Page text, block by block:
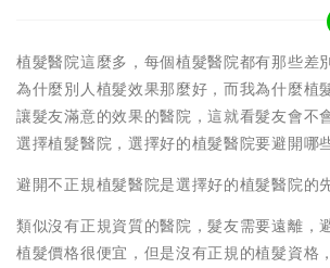
植髮醫院這麼多，每個植髮醫院都有那些差
為什麼別人植髮效果那麼好，而我為什麼植
讓髮友滿意的效果的醫院，這就看髮友會不
選擇植髮醫院，選擇好的植髮醫院要避開哪
避開不正規植髮醫院是選擇好的植髮醫院的
類似沒有正規資質的醫院，髮友需要遠離，
植髮價格很便宜，但是沒有正規的植髮資格